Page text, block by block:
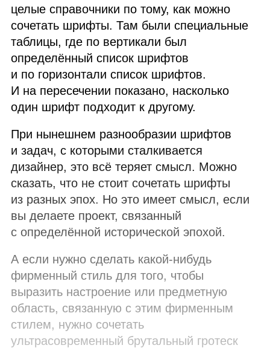
целые справочники по тому, как можно
сочетать шрифты. Там были специальные
таблицы, где по вертикали был
определённый список шрифтов
и по горизонтали список шрифтов.
И на пересечении показано, насколько
один шрифт подходит к другому.
При нынешнем разнообразии шрифтов
и задач, с которыми сталкивается
дизайнер, это всё теряет смысл. Можно
сказать, что не стоит сочетать шрифты
из разных эпох. Но это имеет смысл, если
вы делаете проект, связанный
с определённой исторической эпохой.
А если нужно сделать какой‑нибудь
фирменный стиль для того, чтобы
выразить настроение или предметную
область, связанную с этим фирменным
стилем, нужно сочетать
ультрасовременный брутальный гротеск